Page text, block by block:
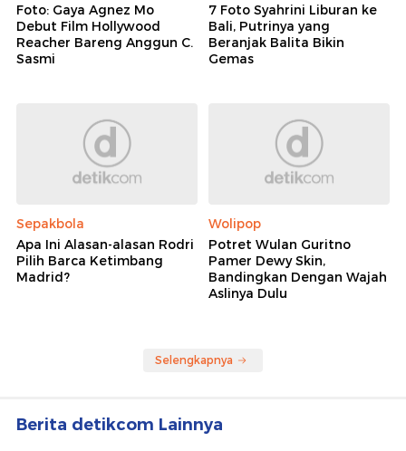
Foto: Gaya Agnez Mo
Debut Film Hollywood
Reacher Bareng Anggun C.
Sasmi
7 Foto Syahrini Liburan ke
Bali, Putrinya yang
Beranjak Balita Bikin
Gemas
Sepakbola
Apa Ini Alasan-alasan Rodri
Pilih Barca Ketimbang
Madrid?
Wolipop
Potret Wulan Guritno
Pamer Dewy Skin,
Bandingkan Dengan Wajah
Aslinya Dulu
Selengkapnya
Berita detikcom Lainnya